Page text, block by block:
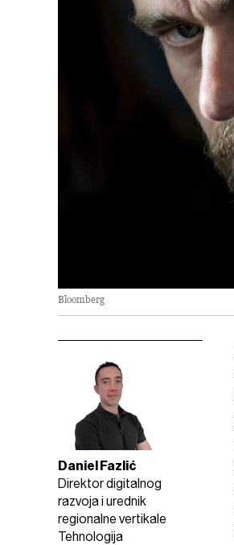
Bloomberg
Daniel Fazlić
Direktor digitalnog
razvoja i urednik
regionalne vertikale
Tehnologija